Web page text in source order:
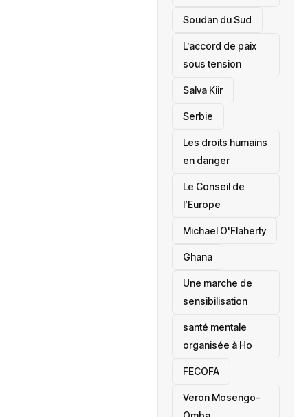
‎Soudan du Sud
L’accord de paix
sous tension
Salva Kiir
‎Serbie
Les droits humains
en danger
‎Le Conseil de
l’Europe
Michael O'Flaherty
‎Ghana
Une marche de
sensibilisation
santé mentale
organisée à Ho
‎FECOFA
Veron Mosengo-